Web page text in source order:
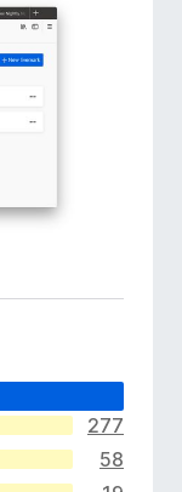
277
58